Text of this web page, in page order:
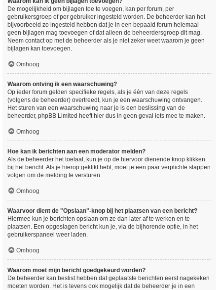
De mogelijkheid om bijlagen toe te voegen, kan per forum, per
gebruikersgroep of per gebruiker ingesteld worden. De beheerder kan het
bijvoorbeeld zo ingesteld hebben dat je in een bepaald forum helemaal
geen bijlagen mag toevoegen of dat alleen de beheerdersgroep dit mag.
Neem contact op met de beheerder als je niet zeker weet waarom je geen
bijlagen kan toevoegen.
Omhoog
Waarom ontving ik een waarschuwing?
Op ieder forum gelden specifieke regels, als je één van deze regels
(volgens de beheerder) overtreedt, kun je een waarschuwing ontvangen.
Het sturen van een waarschuwing naar je is een beslissing van de
beheerder, phpBB Limited heeft hier dus in geen geval iets mee te maken.
Omhoog
Hoe kan ik berichten aan een moderator melden?
Als de beheerder het toelaat, kun je op de hiervoor dienende knop klikken
bij het bericht. Als je hierop geklikt hebt, moet je een paar verplichte stappen
volgen om de melding te versturen.
Omhoog
Waarvoor dient de "Opslaan"-knop bij het plaatsen van een bericht?
Hiermee kun je berichten opslaan om ze dan later af te werken en te
plaatsen. Een opgeslagen bericht kun je, via de bijhorende optie, in het
gebruikerspaneel weer laden.
Omhoog
Waarom moet mijn bericht goedgekeurd worden?
De beheerder kan beslist hebben dat geplaatste berichten eerst nagekeken
moeten worden. Het is tevens ook mogelijk dat de beheerder je in een